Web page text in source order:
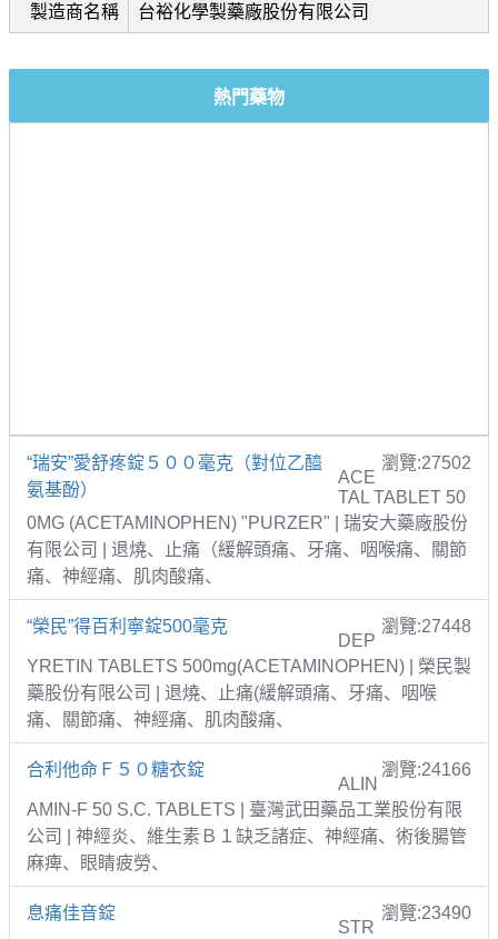
製造商名稱 台裕化學製藥廠股份有限公司
熱門藥物
“瑞安”愛舒疼錠５００毫克（對位乙醯
氨基酚）
瀏覽:27502
ACE
TAL TABLET 50
0MG (ACETAMINOPHEN) "PURZER" | 瑞安大藥廠股份
有限公司 | 退燒、止痛（緩解頭痛、牙痛、咽喉痛、關節
痛、神經痛、肌肉酸痛、
“榮民”得百利寧錠500毫克 瀏覽:27448
DEP
YRETIN TABLETS 500mg(ACETAMINOPHEN) | 榮民製
藥股份有限公司 | 退燒、止痛(緩解頭痛、牙痛、咽喉
痛、關節痛、神經痛、肌肉酸痛、
合利他命Ｆ５０糖衣錠 瀏覽:24166
ALIN
AMIN-F 50 S.C. TABLETS | 臺灣武田藥品工業股份有限
公司 | 神經炎、維生素Ｂ１缺乏諸症、神經痛、術後腸管
麻痺、眼睛疲勞、
息痛佳音錠 瀏覽:23490
STR